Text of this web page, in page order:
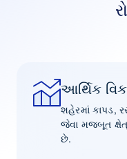
આર્થિક
શહેરમાં કાપડ,
જેવા મજબૂત
છે.